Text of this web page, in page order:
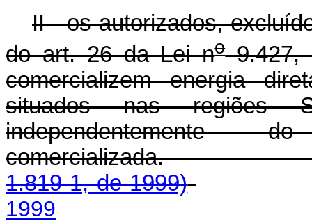
II - os autorizados,
do art. 26 da Lei no9.427,
comercializem energia
situados nas regiões
1.819-1, de 1999)
1999